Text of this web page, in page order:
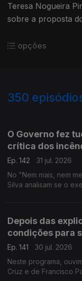
Teresa Nogueira
sobre a proposta
opções
350
O Governo fez
crítica dos
Ep. 142
31 jul. 2026
No "Nem mais, nem
Silva analisam se o
Depois das
condições para
Ep. 141
30 jul. 2026
Neste programa,
Cruz e de Francisco